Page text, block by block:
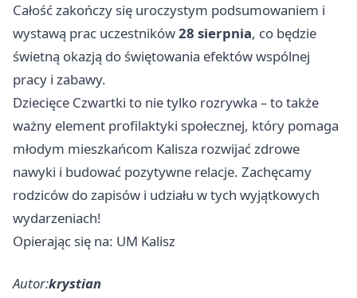
Całość zakończy się uroczystym podsumowaniem i
wystawą prac uczestników28 sierpnia, co będzie
świetną okazją do świętowania efektów wspólnej
pracy i zabawy.
Dziecięce Czwartki to nie tylko rozrywka – to także
ważny element profilaktyki społecznej, który pomaga
młodym mieszkańcom Kalisza rozwijać zdrowe
nawyki i budować pozytywne relacje. Zachęcamy
rodziców do zapisów i udziału w tych wyjątkowych
wydarzeniach!
Opierając się na: UM Kalisz
Autor:krystian